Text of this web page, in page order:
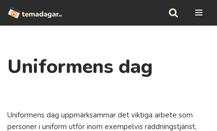
Hoppa
Uniformens dag
Uniformens dag uppmärksammar det viktiga arbete som
personer i uniform utför inom exempelvis räddningstjänst,